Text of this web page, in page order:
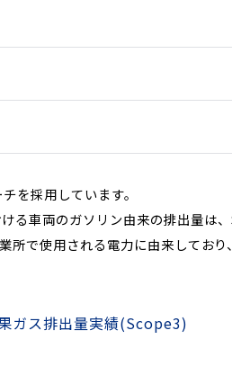
を採用しています。
る車両のガソリン由来の排出量は
所で使用される電力に由来してお
ガス排出量実績(Scope3)